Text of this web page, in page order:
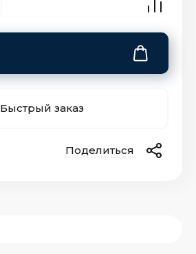
Быстрый заказ
Поделиться